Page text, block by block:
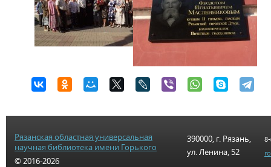
Рязанская областная универсальная
научная библиотека имени Горького
© 2016-2026
390000, г. Рязань,
ул. Ленина, 52